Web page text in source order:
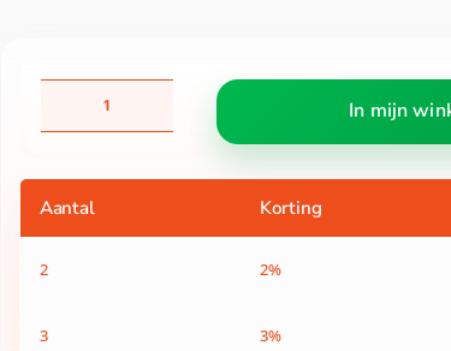
Sleuteldraaier
12,5x3,5x3,3cm
In mijn
Aantal Korting
2 2%
3 3%